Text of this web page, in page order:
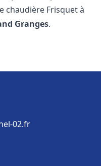
chaudière Frisquet à
Granges.
02.fr